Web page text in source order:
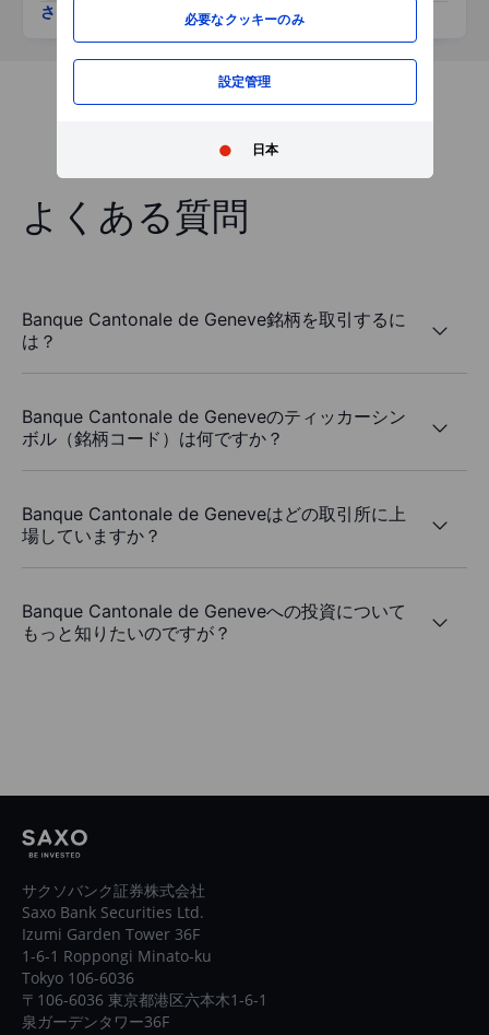
必要なクッキーのみ
設定管理
日本
さらに表示
よくある質問
Banque Cantonale de Geneve銘柄を取引するに
は？
Banque Cantonale de Geneveのティッカーシン
ボル（銘柄コード）は何ですか？
Banque Cantonale de Geneveはどの取引所に上
場していますか？
Banque Cantonale de Geneveへの投資について
もっと知りたいのですが？
サクソバンク証券株式会社
Saxo Bank Securities Ltd.
Izumi Garden Tower 36F
1-6-1 Roppongi Minato-ku
Tokyo 106-6036
〒106-6036 東京都港区六本木1-6-1
泉ガーデンタワー36F